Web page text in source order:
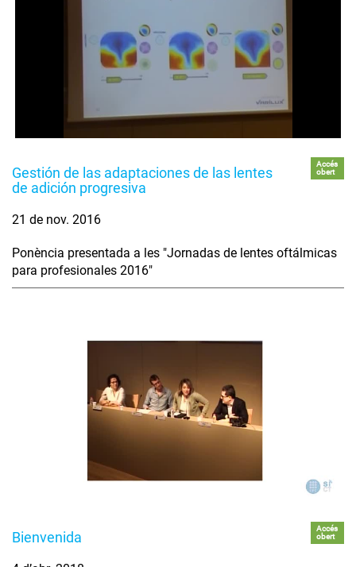
Gestión de las adaptaciones de las lentes
de adición progresiva
Accés
obert
21 de nov. 2016
Ponència presentada a les "Jornadas de lentes oftálmicas
para profesionales 2016"
Bienvenida
Accés
obert